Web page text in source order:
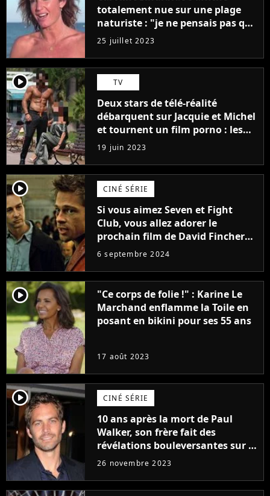
totalement nue sur une plage
naturiste : "je ne pensais pas que
j'arriverais à le faire..."
25 juillet 2023
player2 TV
Deux stars de télé-réalité
débarquent sur Jacquie et Michel
et tournent un film porno : les
premières images du tournage
(exclu)
19 juin 2023
player2 CINÉ SÉRIE
Si vous aimez Seven et Fight
Club, vous allez adorer le
prochain film de David Fincher
avec lequel il se réinvente
complètement
6 septembre 2024
player2
"Ce corps de folie !" : Karine Le
Marchand enflamme la Toile en
posant en bikini pour ses 55 ans
17 août 2023
player2 CINÉ SÉRIE
10 ans après la mort de Paul
Walker, son frère fait des
révélations bouleversantes sur la
réaction des acteurs de Fast and
26 novembre 2023